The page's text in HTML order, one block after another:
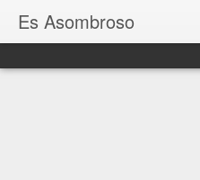
Es Asombroso